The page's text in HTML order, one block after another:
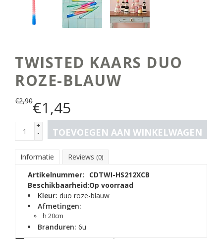
TWISTED KAARS DUO
ROZE-BLAUW
€2,90€1,45
+
- TOEVOEGEN AAN WINKELWAGEN
Informatie Reviews (0)
Artikelnummer:
CDTWI-HS212XCB
Beschikbaarheid:Op voorraad
Kleur: duo roze-blauw
Afmetingen:
h 20cm
Branduren: 6u